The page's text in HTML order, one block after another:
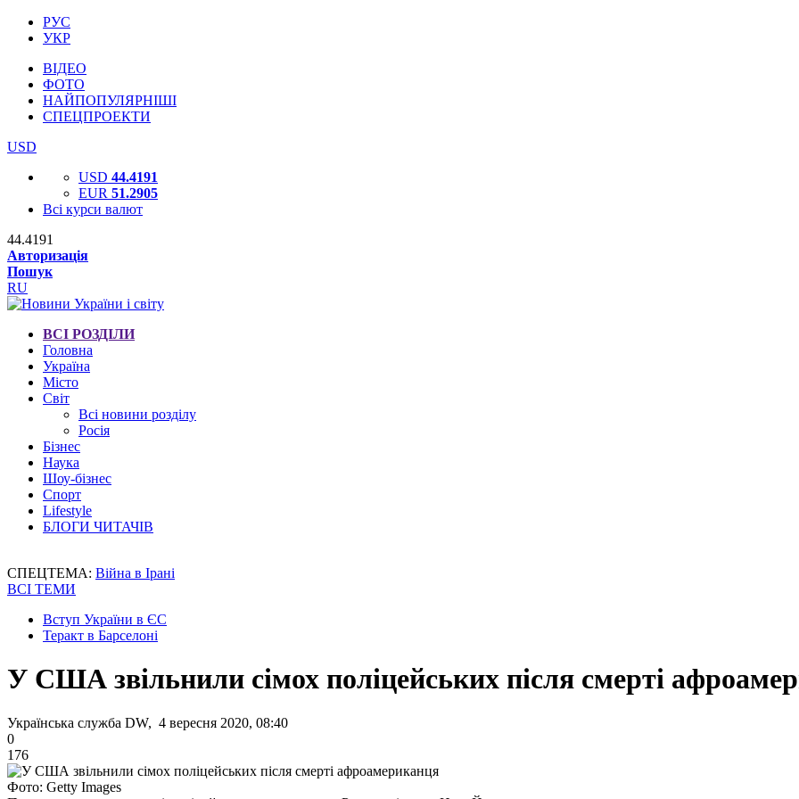
РУС
УКР
ВІДЕО
ФОТО
НАЙПОПУЛЯРНІШІ
СПЕЦПРОЕКТИ
USD
USD 44.4191
EUR 51.2905
Всі курси валют
44.4191
Авторизація
Пошук
RU
ВСІ РОЗДІЛИ
Головна
Україна
Місто
Світ
Всі новини розділу
Росія
Бізнес
Наука
Шоу-бізнес
Спорт
Lifestyle
БЛОГИ ЧИТАЧІВ
СПЕЦТЕМА: Війна в Ірані
ВСІ ТЕМИ
Вступ України в ЄС
Теракт в Барселоні
У США звільнили сімох поліцейських після смерті
Українська служба DW, 4 вересня 2020, 08:40
0
176
Фото: Getty Images